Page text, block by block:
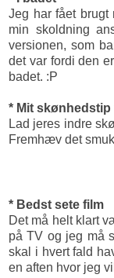
Jeg har fået brugt
min skoldning
versionen, som
det var fordi den
badet. :P
* Mit
Lad jeres indre
Fremhæv det
* Bedst sete film
Det må helt klart
på TV og jeg må
skal i hvert fald
en aften hvor jeg